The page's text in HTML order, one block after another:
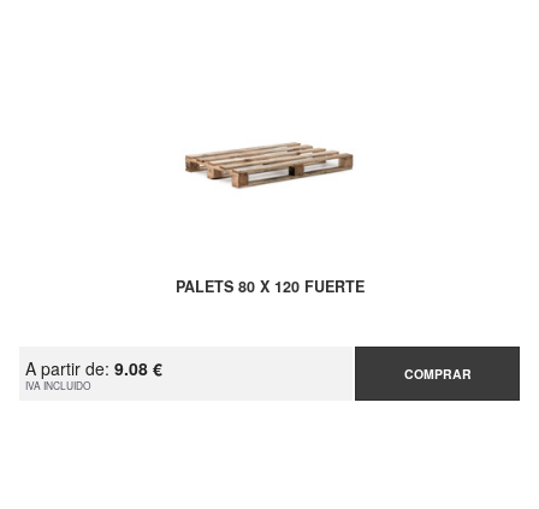
PALETS 80 X 120 FUERTE
A partir de: 9.08 €
IVA INCLUIDO
COMPRAR